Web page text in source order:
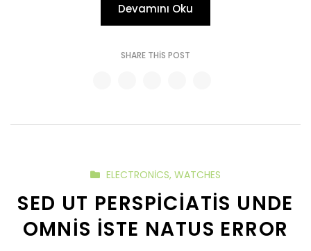
Devamını Oku
SHARE THIS POST
ELECTRONICS, WATCHES
SED UT PERSPICIATIS UNDE
OMNIS ISTE NATUS ERROR